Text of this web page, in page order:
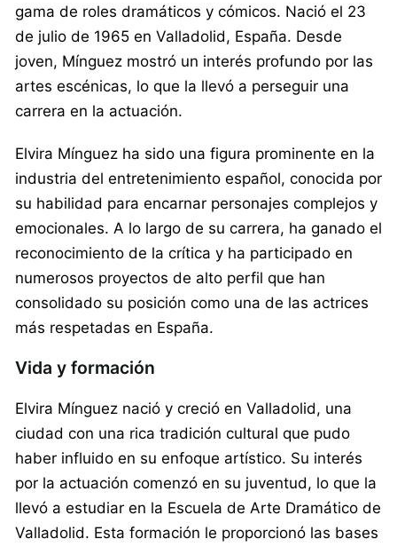
gama de roles dramáticos y cómicos. Nació el 23
de julio de 1965 en Valladolid, España. Desde
joven, Mínguez mostró un interés profundo por las
artes escénicas, lo que la llevó a perseguir una
carrera en la actuación.
Elvira Mínguez ha sido una figura prominente en la
industria del entretenimiento español, conocida por
su habilidad para encarnar personajes complejos y
emocionales. A lo largo de su carrera, ha ganado el
reconocimiento de la crítica y ha participado en
numerosos proyectos de alto perfil que han
consolidado su posición como una de las actrices
más respetadas en España.
Vida y formación
Elvira Mínguez nació y creció en Valladolid, una
ciudad con una rica tradición cultural que pudo
haber influido en su enfoque artístico. Su interés
por la actuación comenzó en su juventud, lo que la
llevó a estudiar en la Escuela de Arte Dramático de
Valladolid. Esta formación le proporcionó las bases